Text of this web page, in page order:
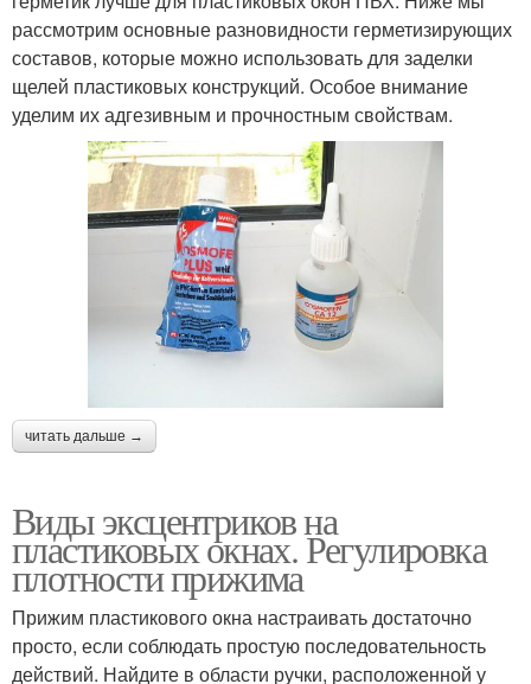
рассмотрим основные разновидности герметизирующих
составов, которые можно использовать для заделки
щелей пластиковых конструкций. Особое внимание
уделим их адгезивным и прочностным свойствам.
читать дальше →
Виды эксцентриков на
пластиковых окнах. Регулировка
плотности прижима
Прижим пластикового окна настраивать достаточно
просто, если соблюдать простую последовательность
действий. Найдите в области ручки, расположенной у